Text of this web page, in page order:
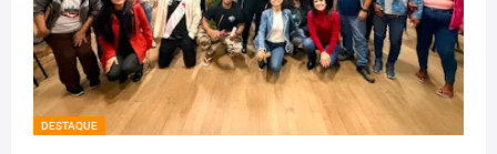
DESTAQUE